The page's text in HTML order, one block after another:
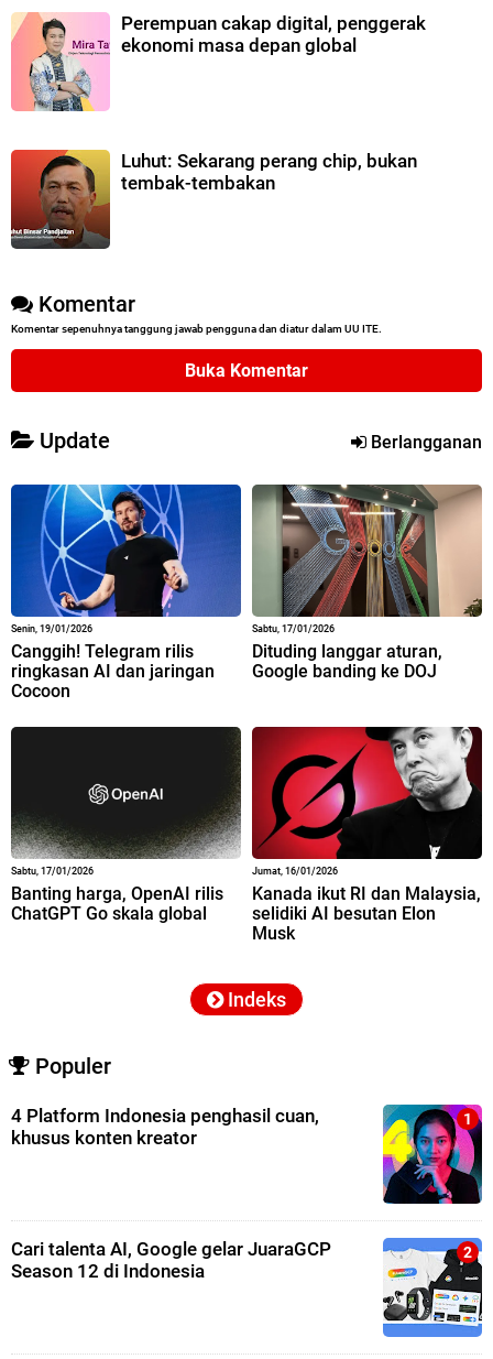
Perempuan cakap digital, penggerak
ekonomi masa depan global
Luhut: Sekarang perang chip, bukan
tembak-tembakan
Komentar
Komentar sepenuhnya tanggung jawab pengguna dan diatur dalam UU ITE.
Buka Komentar
Update Berlangganan
Senin, 19/01/2026
Canggih! Telegram rilis
ringkasan AI dan jaringan
Cocoon
Sabtu, 17/01/2026
Dituding langgar aturan,
Google banding ke DOJ
Sabtu, 17/01/2026
Banting harga, OpenAI rilis
ChatGPT Go skala global
Jumat, 16/01/2026
Kanada ikut RI dan Malaysia,
selidiki AI besutan Elon
Musk
Indeks
Populer
4 Platform Indonesia penghasil cuan,
khusus konten kreator
Cari talenta AI, Google gelar JuaraGCP
Season 12 di Indonesia